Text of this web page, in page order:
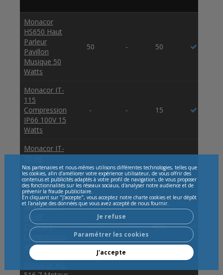
Nos partenaires et nous-mêmes utilisons différentes technologies, telles que
les cookies, afin d’améliorer votre expérience utilisateur, de vous offrir des
contenus et publicités adaptés à votre profil de navigation, de vous proposer
des fonctionnalités sur les réseaux sociaux, d'analyser notre audience et de
prévenir la fraude publicitaire.
En cliquant sur "J'accepte", vous acceptez notre charte cookies et leur dépôt
et l'analyse des données que vous avez accepté de nous fournir.
Je refuse
Paramétrer les cookies
J'accepte
Monacor
HS650 Haut
Parleur
Pavillon
Musique 50
Watts
50 - 50
Monacor IT-
115
Compression
IP66 100V 15
Watts
- - 15
Monacor IT-
Chambre
Compression
25 Watts
- - 25W
Monacor IT-
40 HP
Chambre
Compression
40 Watts
- - 40W